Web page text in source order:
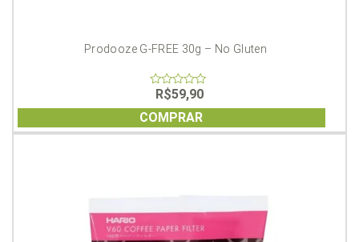
Prodooze G-FREE 30g – No Gluten
of
5
R$59,90
COMPRAR